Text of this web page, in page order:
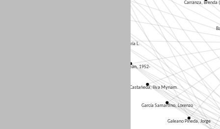
Carranza, Brenda
Galeano Pineda, Jorge
García Samartino, Lorenzo
Hoyos Castańeda, Ilva Myriam.
Laffitte, Jean, 1952-
Lukac de Stier, María L.